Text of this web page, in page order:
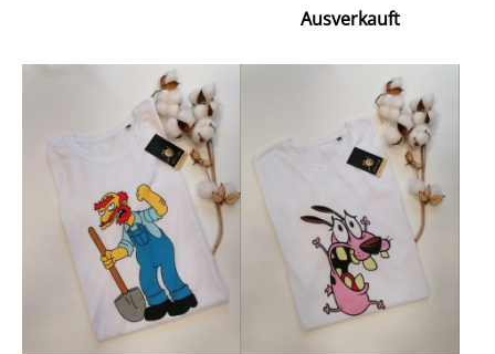
Ausverkauft